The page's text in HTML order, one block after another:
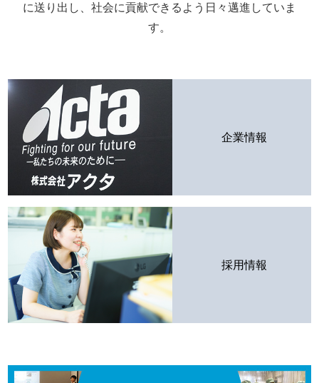
に送り出し、 社会に貢献できるよう日々邁進していま
す。
企業情報
採用情報